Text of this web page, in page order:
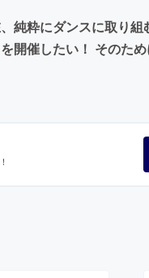
純粋にダンスに取り
開催したい！ そのた